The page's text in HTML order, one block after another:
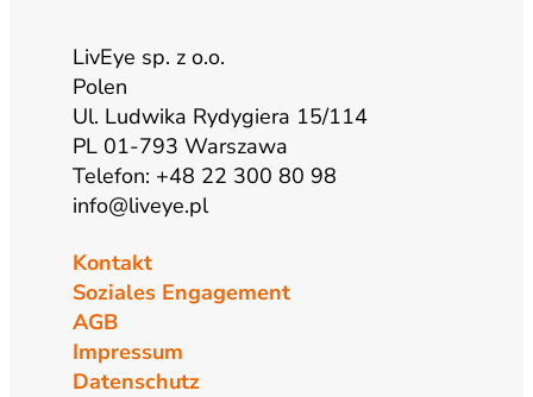
LivEye sp. z o.o.
Polen
Ul. Ludwika Rydygiera 15/114
PL 01-793 Warszawa
Telefon: +48 22 300 80 98
info@liveye.pl
Kontakt
Soziales Engagement
AGB
Impressum
Datenschutz